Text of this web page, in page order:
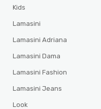
Kids
Lamasini
Lamasini Adriana
Lamasini Dama
Lamasini Fashion
Lamasini Jeans
Look